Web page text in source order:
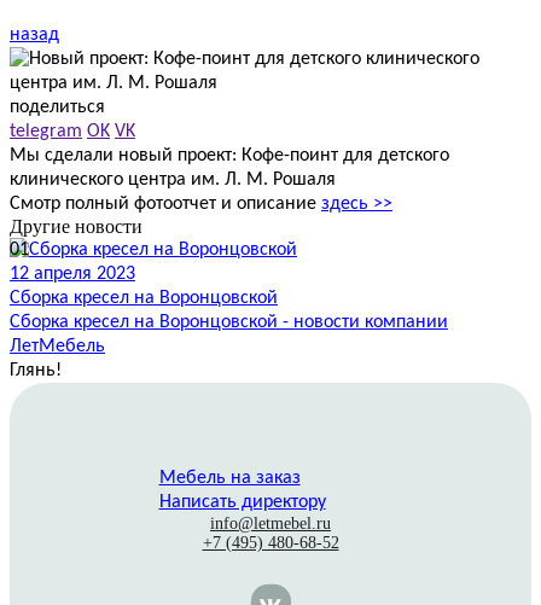
назад
поделиться
telegram OK VK
Мы сделали новый проект: Кофе-поинт для детского
клинического центра им. Л. М. Рошаля
Смотр полный фотоотчет и описание здесь >>
Другие новости
01
12 апреля 2023
Сборка кресел на Воронцовской
Сборка кресел на Воронцовской - новости компании
ЛетМебель
Глянь!
Мебель на заказ
Написать директору
info@letmebel.ru
+7 (495) 480-68-52